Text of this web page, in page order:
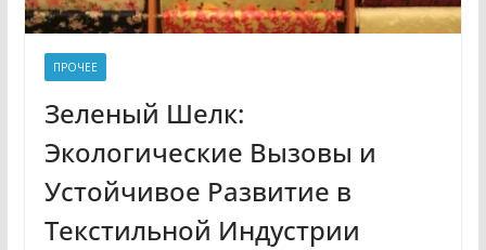
ПРОЧЕЕ
Зеленый Шелк:
Экологические Вызовы и
Устойчивое Развитие в
Текстильной Индустрии